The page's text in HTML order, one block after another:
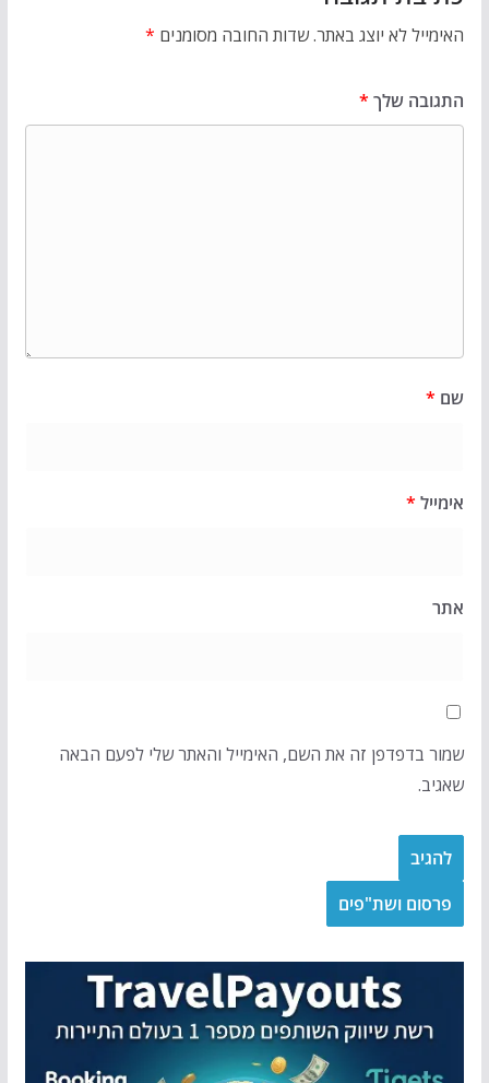
האימייל לא יוצג באתר.שדות החובה מסומנים *
התגובה שלך *
שם *
אימייל *
אתר
שמור בדפדפן זה את השם, האימייל והאתר שלי לפעם הבאה
שאגיב.
פרסום ושת"פים